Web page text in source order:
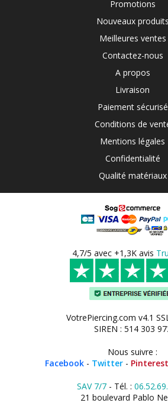
Promotions
Nouveaux produits
Meilleures ventes
Contactez-nous
A propos
Livraison
Paiement sécurisé
Conditions de
Mentions légales
Confidentialité
Qualité matériaux
4,7/5 avec +1,3K avis
VotrePiercing.com v4.1
SIREN : 514 303
Nous suivre :
Facebook - Twitter - Pinterest
SAV 7/7- Tél. :
21 boulevard Pablo